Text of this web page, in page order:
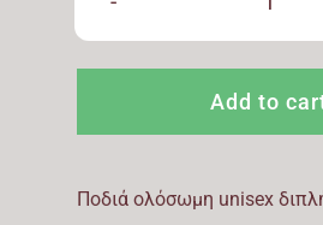
&
Add to
Ποδιά ολόσωμη unisex